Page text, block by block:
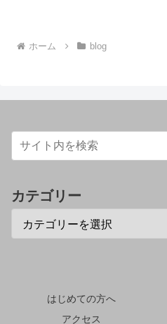
ホーム blog
カテゴリー
はじめての方へ
アクセス